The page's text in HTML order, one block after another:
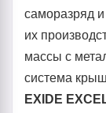
саморазряд
их
массы с
система
EXIDE